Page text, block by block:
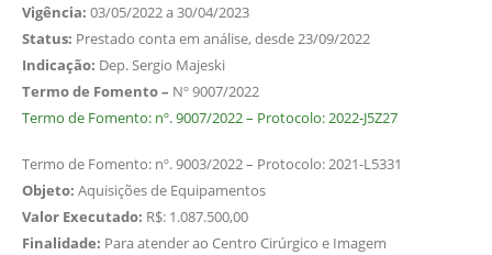
Vigência: 03/05/2022 a 30/04/2023
Status: Prestado conta em análise, desde 23/09/2022
Indicação: Dep. Sergio Majeski
Termo de Fomento – Nº 9007/2022
Termo de Fomento: nº. 9007/2022 – Protocolo: 2022-J5Z27
Termo de Fomento: nº. 9003/2022 – Protocolo: 2021-L5331
Objeto: Aquisições de Equipamentos
Valor Executado: R$: 1.087.500,00
Finalidade: Para atender ao Centro Cirúrgico e Imagem